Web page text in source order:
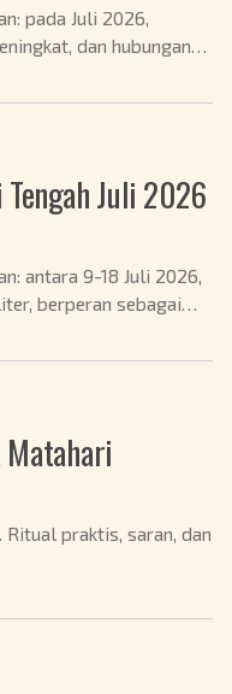
pada Juli 2026,
dan hubungan
Juli 2026
antara 9-18 Juli 2026,
berperan sebagai
Matahari
praktis, saran, dan